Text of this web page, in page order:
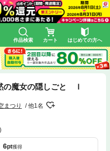
作品検索 カート はじめての方へ
魔女の隠しごと Ｉ
まつり 他1名
6pt獲得